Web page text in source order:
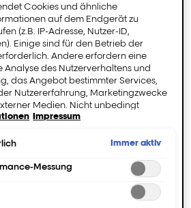
die Haarfaser ein, ohne
Phase mit 1%
5 Aminosäuren, die für
der Haarstruktur sorgt.
Phase, die die
wiederherstellt -
Glanz.
Vorteile
Cookies und ähnliche
auf dem Endgerät zu
(z.B. IP-Adresse, Nutzer-ID,
Einige sind für den Betrieb der
Andere erfordern eine
Analyse des Nutzerverhaltens und
das Angebot bestimmter Services,
Nutzererfahrung, Marketingzwecke
Medien. Nicht unbedingt
direkt akzeptiert ("Alle
Anpassungen der
Die Auswahl kann jederzeit unter dem
angepasst werden. Für weitere
Datenschutzinformationen.
Impressum
Immer aktiv
Messung